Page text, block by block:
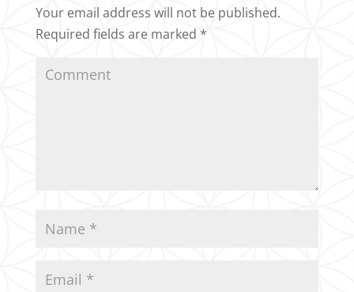
Your email address will not be published.
Required fields are marked *